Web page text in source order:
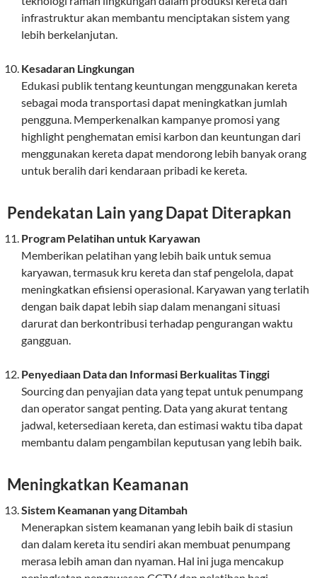
infrastruktur akan membantu menciptakan sistem yang
lebih berkelanjutan.
Kesadaran Lingkungan
Edukasi publik tentang keuntungan menggunakan kereta
sebagai moda transportasi dapat meningkatkan jumlah
pengguna. Memperkenalkan kampanye promosi yang
highlight penghematan emisi karbon dan keuntungan dari
menggunakan kereta dapat mendorong lebih banyak orang
untuk beralih dari kendaraan pribadi ke kereta.
Pendekatan Lain yang Dapat Diterapkan
Program Pelatihan untuk Karyawan
Memberikan pelatihan yang lebih baik untuk semua
karyawan, termasuk kru kereta dan staf pengelola, dapat
meningkatkan efisiensi operasional. Karyawan yang terlatih
dengan baik dapat lebih siap dalam menangani situasi
darurat dan berkontribusi terhadap pengurangan waktu
gangguan.
Penyediaan Data dan Informasi Berkualitas Tinggi
Sourcing dan penyajian data yang tepat untuk penumpang
dan operator sangat penting. Data yang akurat tentang
jadwal, ketersediaan kereta, dan estimasi waktu tiba dapat
membantu dalam pengambilan keputusan yang lebih baik.
Meningkatkan Keamanan
Sistem Keamanan yang Ditambah
Menerapkan sistem keamanan yang lebih baik di stasiun
dan dalam kereta itu sendiri akan membuat penumpang
merasa lebih aman dan nyaman. Hal ini juga mencakup